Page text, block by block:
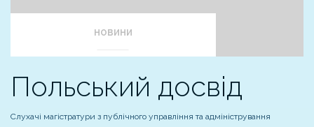
НОВИНИ
Польський досвід
Слухачі магістратури з публічного управління та адміністрування